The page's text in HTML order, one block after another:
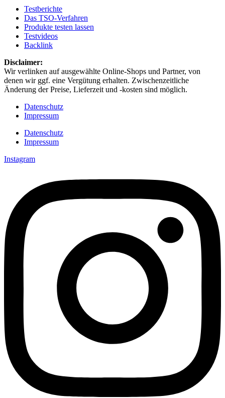
Testberichte
Das TSO-Verfahren
Produkte testen lassen
Testvideos
Backlink
Disclaimer: ​
Wir verlinken auf ausgewählte Online-Shops und Partner, von
denen wir ggf. eine Vergütung erhalten. Zwischenzeitliche
Änderung der Preise, Lieferzeit und -kosten sind möglich.
Datenschutz
Impressum
Datenschutz
Impressum
Instagram